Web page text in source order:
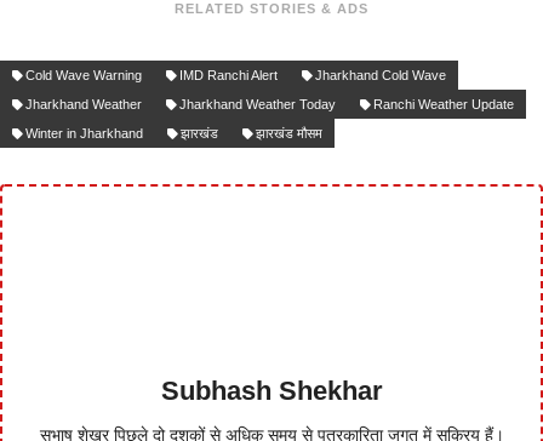
RELATED STORIES & ADS
Cold Wave Warning IMD Ranchi Alert
Jharkhand Cold Wave
Jharkhand Weather
Jharkhand Weather Today
Ranchi Weather Update
Winter in Jharkhand
झारखंड झारखंड मौसम
Subhash Shekhar
सुभाष शेखर पिछले दो दशकों से अधिक समय से पत्रकारिता जगत में सक्रिय हैं।